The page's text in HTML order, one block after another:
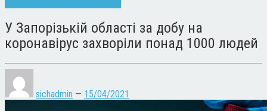
У Запорізькій області за добу на
коронавірус захворіли понад 1000 людей
sichadmin — 15/04/2021